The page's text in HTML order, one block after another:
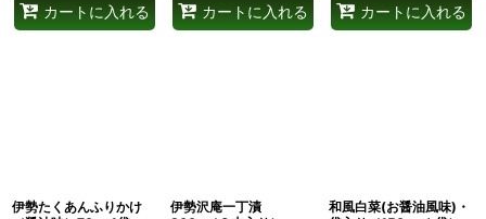
カートに入れる カートに入れる カートに入れる
伊勢たくあんふりかけ
伊勢沢庵一丁漬
和風白菜(お醤油風味)・